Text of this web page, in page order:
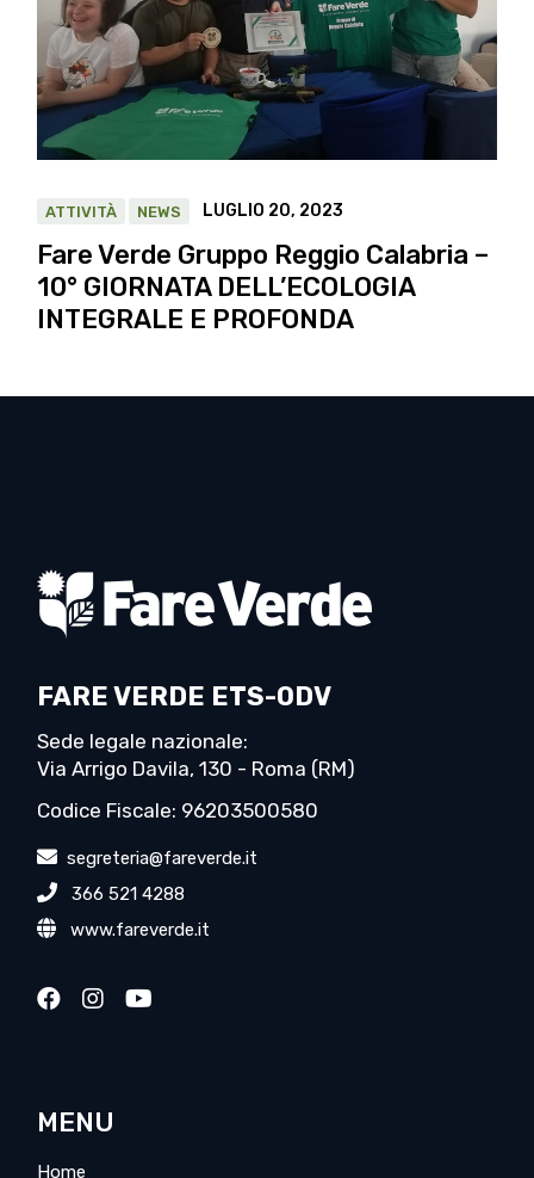
ATTIVITÀ NEWS LUGLIO 20, 2023
Fare Verde Gruppo Reggio Calabria –
10° GIORNATA DELL’ECOLOGIA
INTEGRALE E PROFONDA
FARE VERDE ETS-ODV
Sede legale nazionale:
Via Arrigo Davila, 130 - Roma (RM)
Codice Fiscale: 96203500580
segreteria@fareverde.it
366 521 4288
www.fareverde.it
MENU
Home